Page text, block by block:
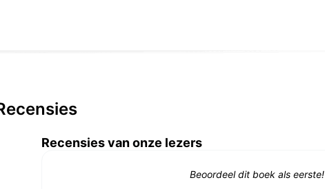
Recensies van onze lezers
Beoordeel dit boek als eerste!